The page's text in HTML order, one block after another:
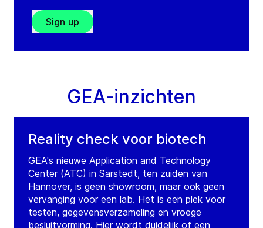
Sign up
GEA-inzichten
Reality check voor biotech
GEA's nieuwe Application and Technology
Center (ATC) in Sarstedt, ten zuiden van
Hannover, is geen showroom, maar ook geen
vervanging voor een lab. Het is een plek voor
testen, gegevensverzameling en vroege
besluitvorming. Hier wordt duidelijk of een